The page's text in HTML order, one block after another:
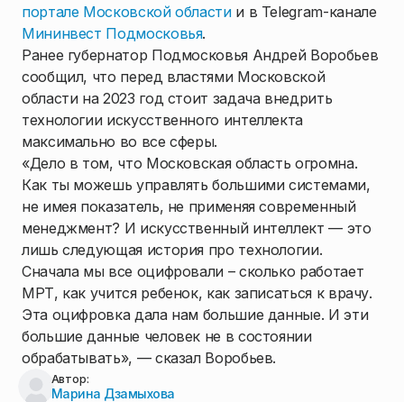
портале Московской областии в Telegram-канале
Мининвест Подмосковья.
Ранее губернатор Подмосковья Андрей Воробьев
сообщил, что перед властями Московской
области на 2023 год стоит задача внедрить
технологии искусственного интеллекта
максимально во все сферы.
«Дело в том, что Московская область огромна.
Как ты можешь управлять большими системами,
не имея показатель, не применяя современный
менеджмент? И искусственный интеллект — это
лишь следующая история про технологии.
Сначала мы все оцифровали – сколько работает
МРТ, как учится ребенок, как записаться к врачу.
Эта оцифровка дала нам большие данные. И эти
большие данные человек не в состоянии
обрабатывать», — сказал Воробьев.
Автор:
Марина Дзамыхова